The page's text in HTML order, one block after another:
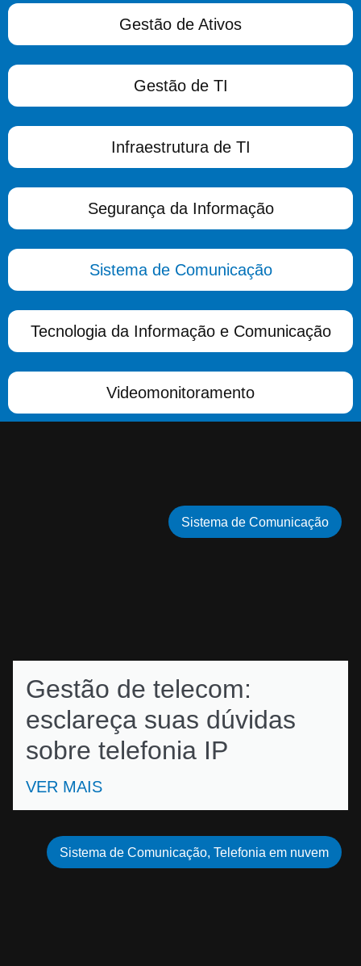
Gestão de Ativos
Gestão de TI
Infraestrutura de TI
Segurança da Informação
Sistema de Comunicação
Tecnologia da Informação e Comunicação
Videomonitoramento
Gestão de telecom:
esclareça suas dúvidas
sobre telefonia IP
VER MAIS
Sistema de Comunicação
Sistema de Comunicação, Telefonia em nuvem